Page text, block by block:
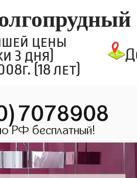
цены
3 дня)
(18 лет)
РФ бесплатный!